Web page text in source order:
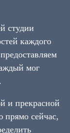
студии
каждого
мог
и прекрасной
прямо сейчас,